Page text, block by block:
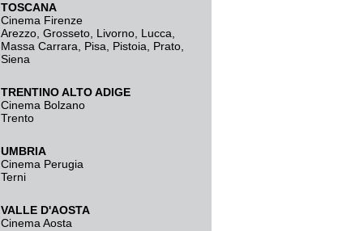
TOSCANA
Cinema Firenze
Arezzo Grosseto Livorno Lucca
Massa Carrara
Pisa Pistoia Prato
Siena
TRENTINO ALTO ADIGE
Cinema Bolzano
Trento
UMBRIA
Cinema Perugia
Terni
VALLE D'AOSTA
Cinema Aosta